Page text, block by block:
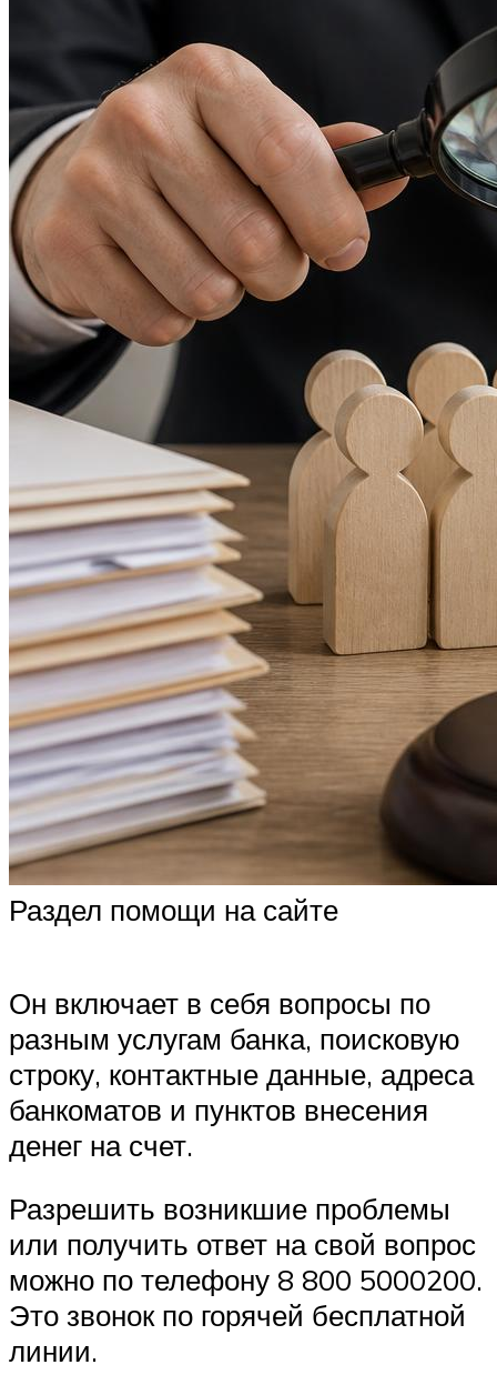
Раздел помощи на сайте
Он включает в себя вопросы по
разным услугам банка, поисковую
строку, контактные данные, адреса
банкоматов и пунктов внесения
денег на счет.
Разрешить возникшие проблемы
или получить ответ на свой вопрос
можно по телефону 8 800 5000200.
Это звонок по горячей бесплатной
линии.